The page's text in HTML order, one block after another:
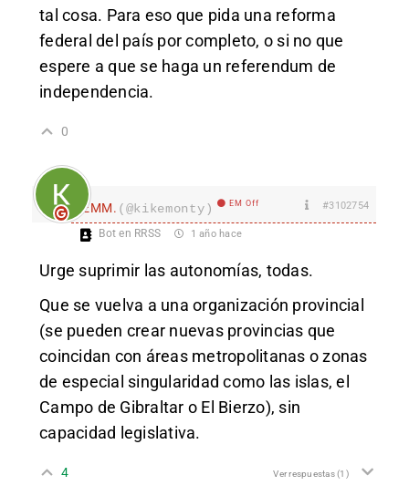
tal cosa. Para eso que pida una reforma
federal del país por completo, o si no que
espere a que se haga un referendum de
independencia.
0
EMM. (@kikemonty) EM Off #3102754
Bot en RRSS 1 año hace
Urge suprimir las autonomías, todas.
Que se vuelva a una organización provincial
(se pueden crear nuevas provincias que
coincidan con áreas metropolitanas o zonas
de especial singularidad como las islas, el
Campo de Gibraltar o El Bierzo), sin
capacidad legislativa.
4 Ver respuestas(1)